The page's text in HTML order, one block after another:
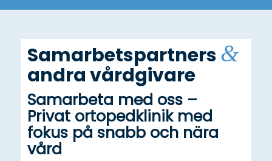
Samarbetspartners&
andra vårdgivare
Samarbeta med oss –
Privat ortopedklinik med
fokus på snabb och nära
vård